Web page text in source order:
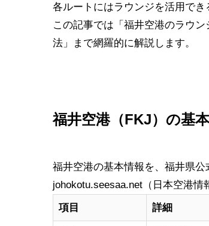
各ルートにはラウンジを活用でき
この記事では「福井空港のラウ
法」まで網羅的に解説します。
福井空港（FKJ）の基
福井空港の基本情報を、福井県公
johokotu.seesaa.net（日本空港情
項目
詳細